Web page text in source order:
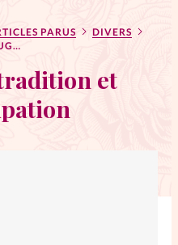
PARUS
DIVERS
CONJUGUER TRADITION ET ÉMANCIPATION
et